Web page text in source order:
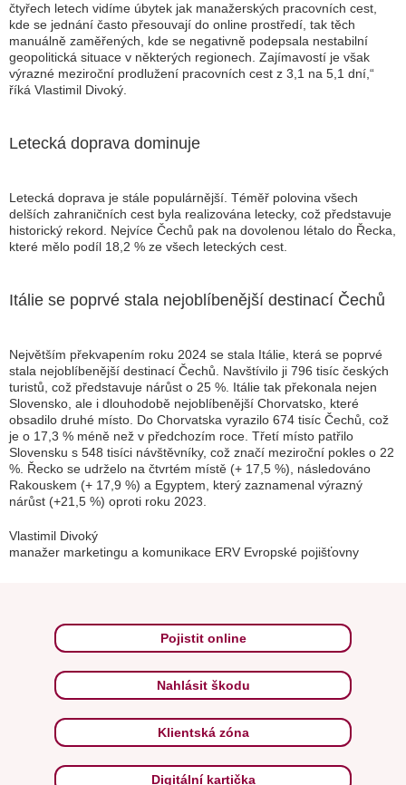
čtyřech letech vidíme úbytek jak manažerských pracovních cest,
kde se jednání často přesouvají do online prostředí, tak těch
manuálně zaměřených, kde se negativně podepsala nestabilní
geopolitická situace v některých regionech. Zajímavostí je však
výrazné meziroční prodlužení pracovních cest z 3,1 na 5,1 dní,“
říká Vlastimil Divoký.
Letecká doprava dominuje
Letecká doprava je stále populárnější. Téměř polovina všech
delších zahraničních cest byla realizována letecky, což představuje
historický rekord. Nejvíce Čechů pak na dovolenou létalo do Řecka,
které mělo podíl 18,2 % ze všech leteckých cest.
Itálie se poprvé stala nejoblíbenější destinací Čechů
Největším překvapením roku 2024 se stala Itálie, která se poprvé
stala nejoblíbenější destinací Čechů. Navštívilo ji 796 tisíc českých
turistů, což představuje nárůst o 25 %. Itálie tak překonala nejen
Slovensko, ale i dlouhodobě nejoblíbenější Chorvatsko, které
obsadilo druhé místo. Do Chorvatska vyrazilo 674 tisíc Čechů, což
je o 17,3 % méně než v předchozím roce. Třetí místo patřilo
Slovensku s 548 tisíci návštěvníky, což značí meziroční pokles o 22
%. Řecko se udrželo na čtvrtém místě (+ 17,5 %), následováno
Rakouskem (+ 17,9 %) a Egyptem, který zaznamenal výrazný
nárůst (+21,5 %) oproti roku 2023.
Vlastimil Divoký
manažer marketingu a komunikace ERV Evropské pojišťovny
Pojistit online
Nahlásit škodu
Klientská zóna
Digitální kartička